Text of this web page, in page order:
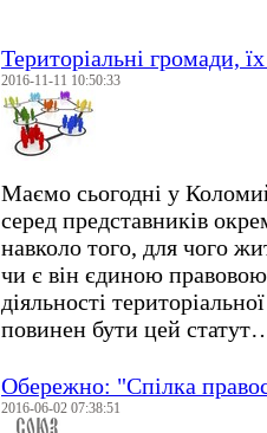
Територіальні громади,
2016-11-11 10:50:33
Маємо сьогодні у
серед представників
навколо того, для чого
чи є він єдиною
діяльності
повинен бути цей
Обережно: "Спілка
2016-06-02 07:38:51